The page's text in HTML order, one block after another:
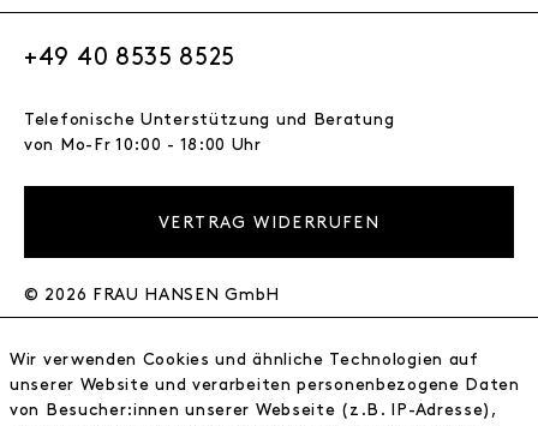
+49 40 8535 8525
Telefonische Unterstützung und Beratung
von Mo-Fr 10:00 - 18:00 Uhr
VERTRAG WIDERRUFEN
© 2026 FRAU HANSEN GmbH
Store
Journal
Wir verwenden Cookies und ähnliche Technologien auf
unserer Website und verarbeiten personenbezogene Daten
von Besucher:innen unserer Webseite (z.B. IP-Adresse),